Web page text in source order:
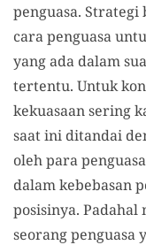
penguasa.
cara penguasa
yang ada dalam
tertentu. Untuk
kekuasaan sering
saat ini ditandai
oleh para
dalam kebebasan
posisinya.
seorang penguasa